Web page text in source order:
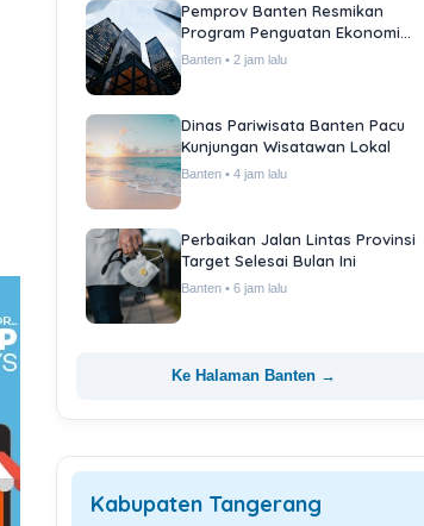
Pemprov Banten Resmikan
Program Penguatan Ekonomi
Daerah
Banten • 2 jam lalu
Dinas Pariwisata Banten Pacu
Kunjungan Wisatawan Lokal
Banten • 4 jam lalu
Perbaikan Jalan Lintas Provinsi
Target Selesai Bulan Ini
Banten • 6 jam lalu
Ke Halaman Banten →
Kabupaten Tangerang